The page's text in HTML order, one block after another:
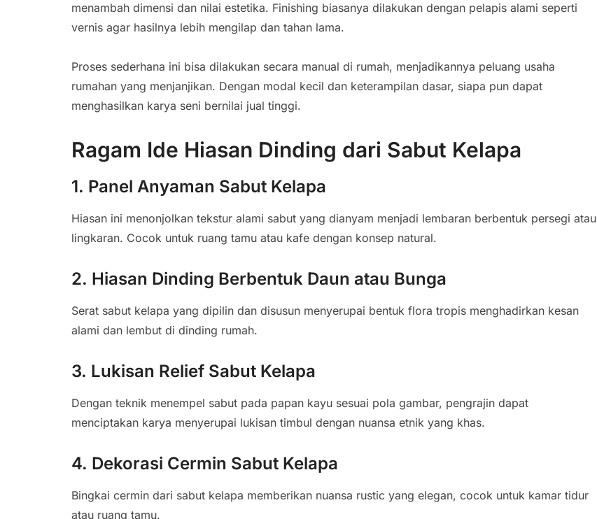
menambah dimensi dan nilai estetika. Finishing biasanya dilakukan dengan pelapis alami seperti
vernis agar hasilnya lebih mengilap dan tahan lama.
Proses sederhana ini bisa dilakukan secara manual di rumah, menjadikannya peluang usaha
rumahan yang menjanjikan. Dengan modal kecil dan keterampilan dasar, siapa pun dapat
menghasilkan karya seni bernilai jual tinggi.
Ragam Ide Hiasan Dinding dari Sabut Kelapa
1. Panel Anyaman Sabut Kelapa
Hiasan ini menonjolkan tekstur alami sabut yang dianyam menjadi lembaran berbentuk persegi atau
lingkaran. Cocok untuk ruang tamu atau kafe dengan konsep natural.
2. Hiasan Dinding Berbentuk Daun atau Bunga
Serat sabut kelapa yang dipilin dan disusun menyerupai bentuk flora tropis menghadirkan kesan
alami dan lembut di dinding rumah.
3. Lukisan Relief Sabut Kelapa
Dengan teknik menempel sabut pada papan kayu sesuai pola gambar, pengrajin dapat
menciptakan karya menyerupai lukisan timbul dengan nuansa etnik yang khas.
4. Dekorasi Cermin Sabut Kelapa
Bingkai cermin dari sabut kelapa memberikan nuansa rustic yang elegan, cocok untuk kamar tidur
atau ruang tamu.